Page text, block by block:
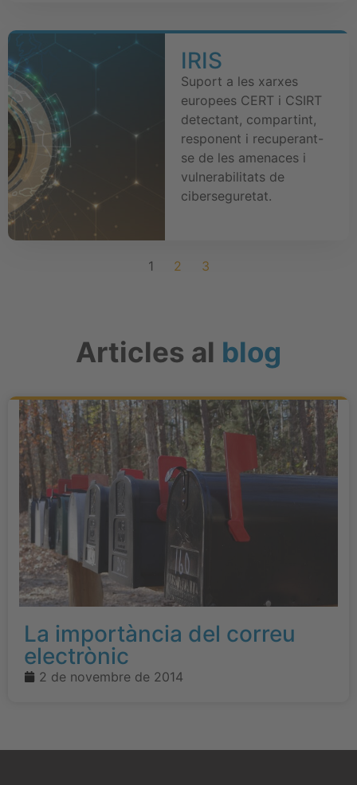
IRIS
Suport a les xarxes
europees CERT i CSIRT
detectant, compartint,
responent i recuperant-
se de les amenaces i
vulnerabilitats de
ciberseguretat.
1 2 3
Articles al blog
La importància del correu
electrònic
2 de novembre de 2014